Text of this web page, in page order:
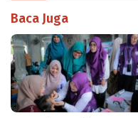
Baca Juga